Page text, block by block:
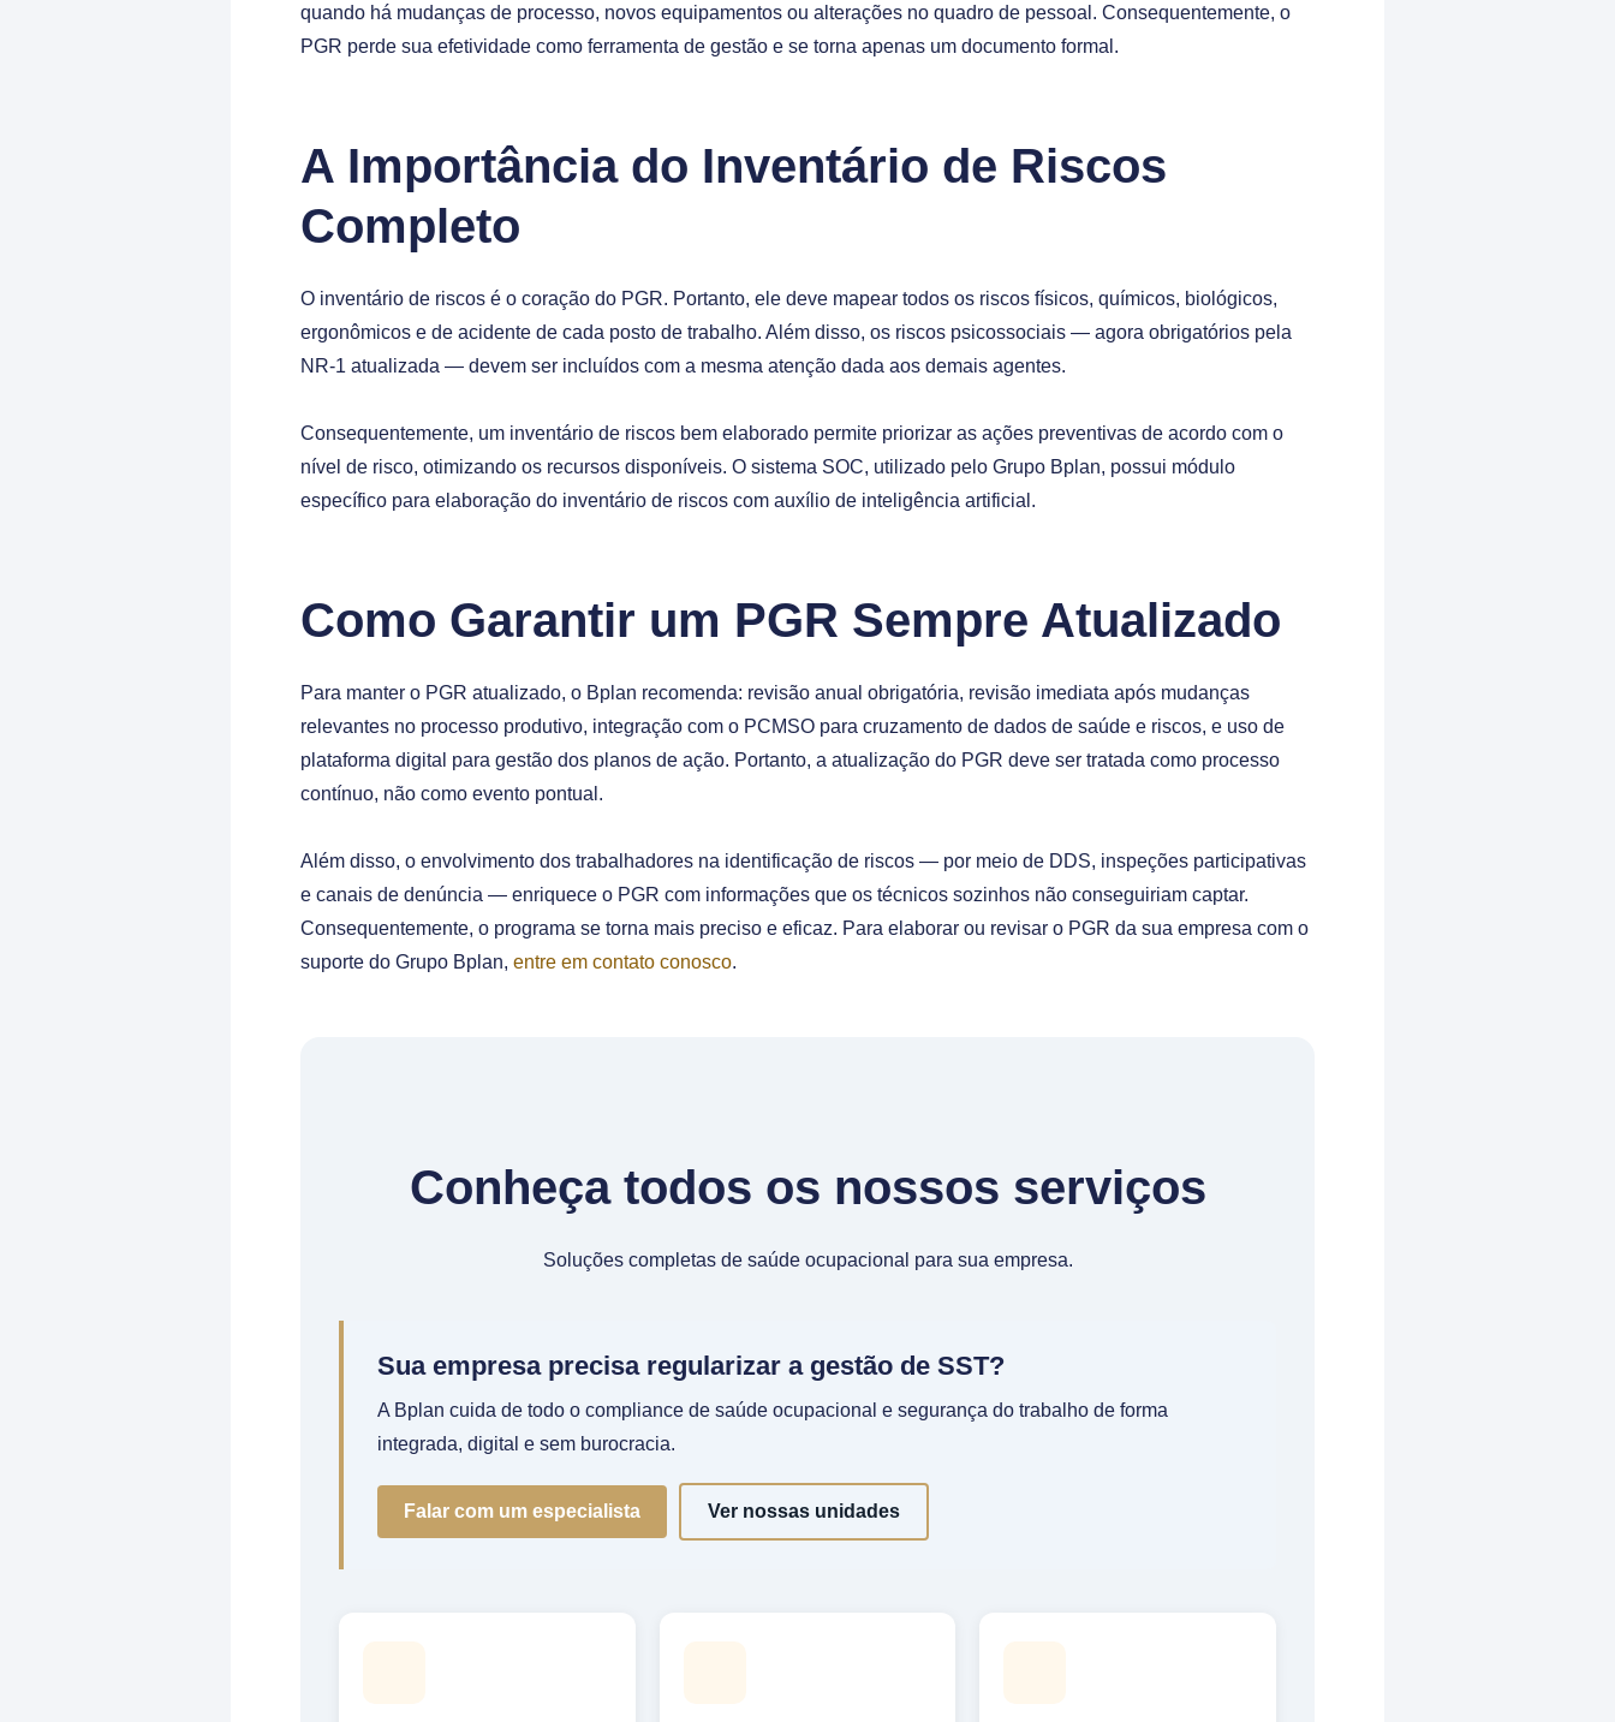
quando há mudanças de processo, novos equipamentos ou alterações no quadro de pessoal. Consequentemente, o
PGR perde sua efetividade como ferramenta de gestão e se torna apenas um documento formal.
A Importância do Inventário de Riscos
Completo
O inventário de riscos é o coração do PGR. Portanto, ele deve mapear todos os riscos físicos, químicos, biológicos,
ergonômicos e de acidente de cada posto de trabalho. Além disso, os riscos psicossociais — agora obrigatórios pela
NR-1 atualizada — devem ser incluídos com a mesma atenção dada aos demais agentes.
Consequentemente, um inventário de riscos bem elaborado permite priorizar as ações preventivas de acordo com o
nível de risco, otimizando os recursos disponíveis. O sistema SOC, utilizado pelo Grupo Bplan, possui módulo
específico para elaboração do inventário de riscos com auxílio de inteligência artificial.
Como Garantir um PGR Sempre Atualizado
Para manter o PGR atualizado, o Bplan recomenda: revisão anual obrigatória, revisão imediata após mudanças
relevantes no processo produtivo, integração com o PCMSO para cruzamento de dados de saúde e riscos, e uso de
plataforma digital para gestão dos planos de ação. Portanto, a atualização do PGR deve ser tratada como processo
contínuo, não como evento pontual.
Além disso, o envolvimento dos trabalhadores na identificação de riscos — por meio de DDS, inspeções participativas
e canais de denúncia — enriquece o PGR com informações que os técnicos sozinhos não conseguiriam captar.
Consequentemente, o programa se torna mais preciso e eficaz. Para elaborar ou revisar o PGR da sua empresa com o
suporte do Grupo Bplan, entre em contato conosco.
Conheça todos os nossos serviços
Soluções completas de saúde ocupacional para sua empresa.
Sua empresa precisa regularizar a gestão de SST?
A Bplan cuida de todo o compliance de saúde ocupacional e segurança do trabalho de forma
integrada, digital e sem burocracia.
Falar com um especialista Ver nossas unidades